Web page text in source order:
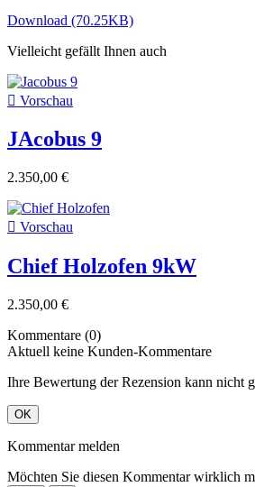
Download (70.25KB)
Vielleicht gefällt Ihnen auch
 Vorschau
JAcobus 9
2.350,00 €
 Vorschau
Chief Holzofen 9kW
2.350,00 €
Kommentare (0)
Aktuell keine Kunden-Kommentare
Ihre Bewertung der Rezension kann nicht
OK
Kommentar melden
Möchten Sie diesen Kommentar wirklich